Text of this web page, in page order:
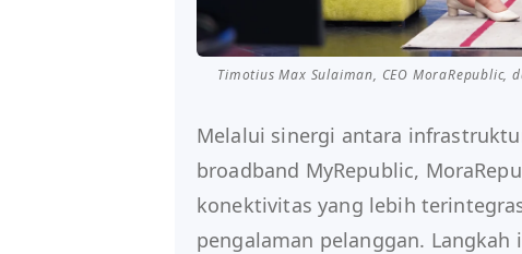
Timotius Max Sulaiman, CEO
Melalui sinergi antara
broadband MyRepublic,
konektivitas yang lebih
pengalaman pelanggan.